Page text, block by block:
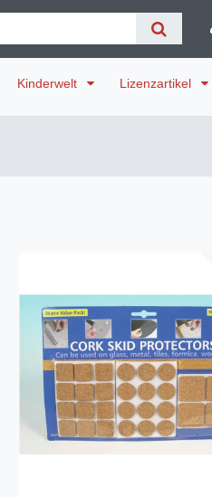
Kinderwelt Lizenzartikel